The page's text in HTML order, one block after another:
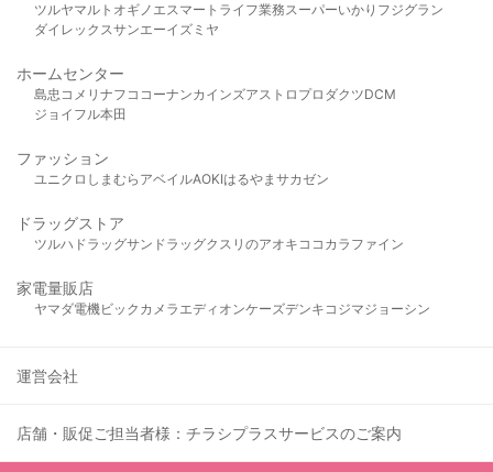
ツルヤマルト オギノ エスマート ライフ業務スーパーいかり フジグラン
ダイレックスサンエーイズミヤ
ホームセンター
島忠 コメリ ナフコ コーナンカインズアストロプロダクツDCM
ジョイフル本田
ファッション
ユニクロ しまむら アベイルAOKIはるやま サカゼン
ドラッグストア
ツルハドラッグサンドラッグクスリのアオキ ココカラファイン
家電量販店
ヤマダ電機ビックカメラ エディオンケーズデンキ コジマジョーシン
運営会社
店舗・販促ご担当者様：チラシプラスサービスのご案内